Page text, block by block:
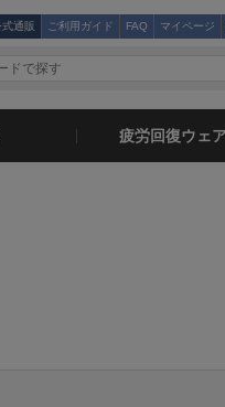
式通販 ご利用ガイド FAQ マイページ
疲労回復ウェ